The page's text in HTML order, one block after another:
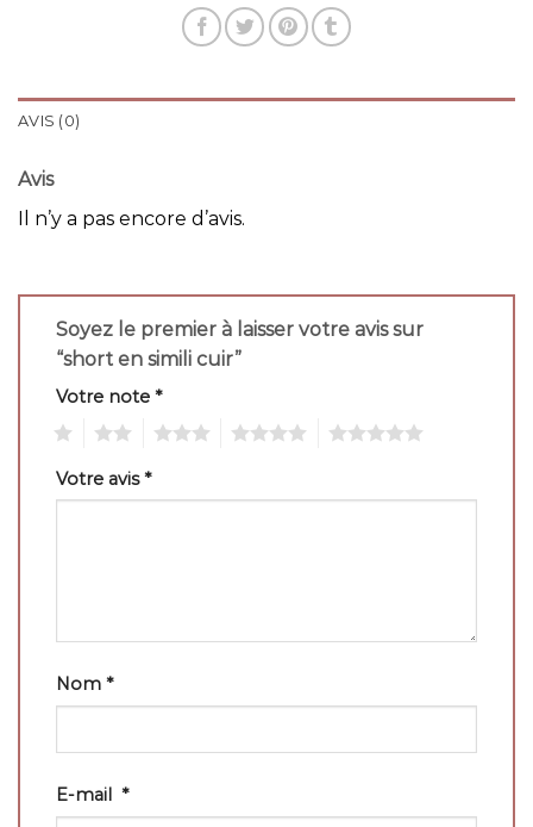
AVIS (0)
Avis
Il n’y a pas encore d’avis.
Soyez le premier à laisser votre avis sur
“short en simili cuir”
Votre note *
Votre avis*
Nom *
E-mail *